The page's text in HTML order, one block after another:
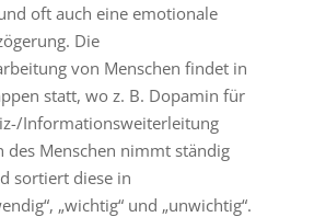
oft auch eine emotionale
Die
von Menschen findet in
statt, wo z. B. Dopamin für
Informationsweiterleitung
des Menschen nimmt ständig
sortiert diese in
„wichtig“ und „unwichtig“.